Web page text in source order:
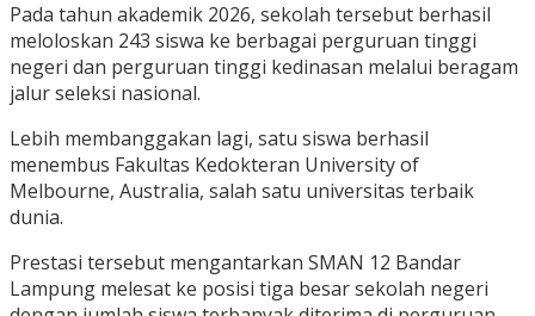
Pada tahun akademik 2026, sekolah tersebut berhasil
meloloskan 243 siswa ke berbagai perguruan tinggi
negeri dan perguruan tinggi kedinasan melalui beragam
jalur seleksi nasional.
Lebih membanggakan lagi, satu siswa berhasil
menembus Fakultas Kedokteran University of
Melbourne, Australia, salah satu universitas terbaik
dunia.
Prestasi tersebut mengantarkan SMAN 12 Bandar
Lampung melesat ke posisi tiga besar sekolah negeri